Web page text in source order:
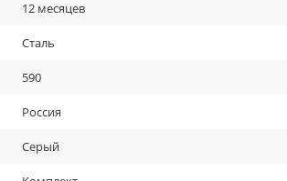
12 месяцев
Сталь
590
Россия
Серый